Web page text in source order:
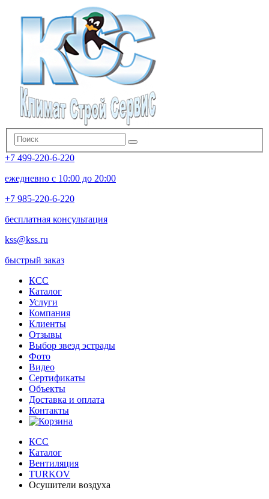
+7 499-220-6-220
ежедневно с 10:00 до 20:00
+7 985-220-6-220
бесплатная консультация
kss@kss.ru
быстрый заказ
КСС
Каталог
Услуги
Компания
Клиенты
Oтзывы
Выбор звезд эстрады
Фото
Видео
Сертификаты
Объекты
Доставка и оплата
Контакты
КСС
Каталог
Вентиляция
TURKOV
Осушители воздуха